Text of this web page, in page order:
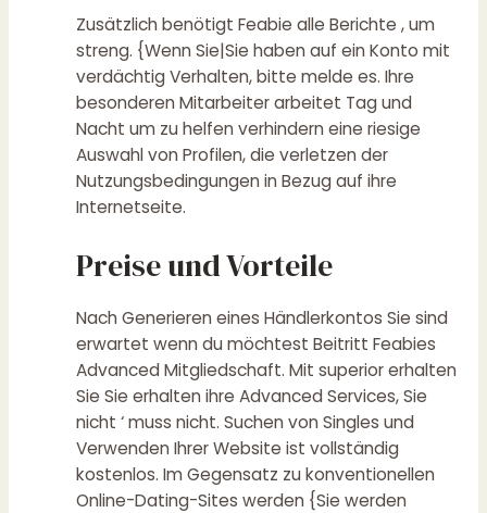
Zusätzlich benötigt Feabie alle Berichte , um
streng. {Wenn Sie|Sie haben auf ein Konto mit
verdächtig Verhalten, bitte melde es. Ihre
besonderen Mitarbeiter arbeitet Tag und
Nacht um zu helfen verhindern eine riesige
Auswahl von Profilen, die verletzen der
Nutzungsbedingungen in Bezug auf ihre
Internetseite.
Preise und Vorteile
Nach Generieren eines Händlerkontos Sie sind
erwartet wenn du möchtest Beitritt Feabies
Advanced Mitgliedschaft. Mit superior erhalten
Sie Sie erhalten ihre Advanced Services, Sie
nicht ‘ muss nicht. Suchen von Singles und
Verwenden Ihrer Website ist vollständig
kostenlos. Im Gegensatz zu konventionellen
Online-Dating-Sites werden {Sie werden